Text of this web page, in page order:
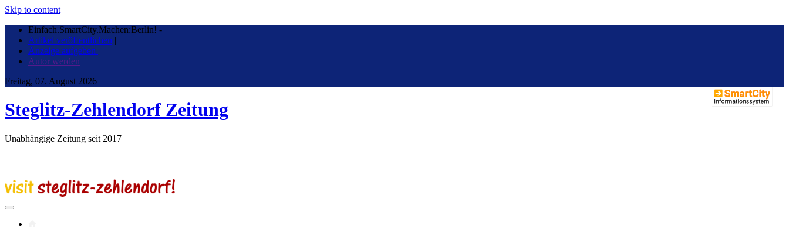
Skip to content
Einfach.SmartCity.Machen:Berlin! -
Artikel veröffentlichen |
Anzeige aufgeben |
Autor werden
Freitag, 07. August 2026
Steglitz-Zehlendorf Zeitung
Unabhängige Zeitung seit 2017